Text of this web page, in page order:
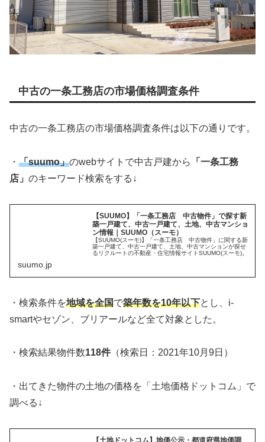
中古の一条工務店の市場価格調査条件
中古の一条工務店の市場価格調査条件は以下の通りです。
・ 「suumo」のwebサイトで中古戸建から
「一条工務
店」 のキーワード検索をする↓
【SUUMO】「一条工務店 中古物件」で探す新
築一戸建て、中古一戸建て、土地、中古マンショ
ン情報｜SUUMO（スーモ）
【SUUMO(スーモ)】「一条工務店 中古物件」に関する新
築一戸建て、中古一戸建て、土地、中古マンションが探せ
るリクルートの不動産・住宅情報サイトSUUMO(スーモ)。
suumo.jp
・検索条件を地域を全国で築年数を10年以下とし、i-
smartやセゾン、ブリアールなど全て対象とした。
・検索結果物件数118件（検索日：2021年10月9日）
・出てきた物件の土地の価格を「土地価格ドットコム」で
調べる↓